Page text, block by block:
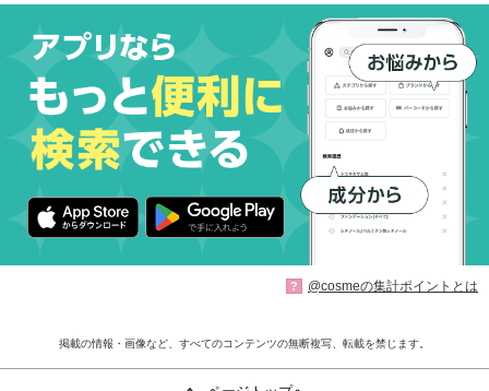
? @cosmeの集計ポイントとは
掲載の情報・画像など、すべてのコンテンツの無断複写、転載を禁じます。